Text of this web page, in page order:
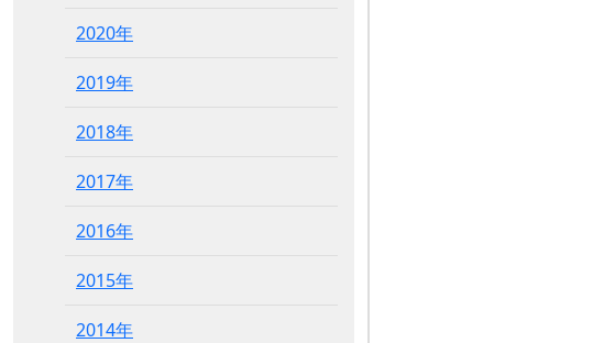
2020年
2019年
2018年
2017年
2016年
2015年
2014年